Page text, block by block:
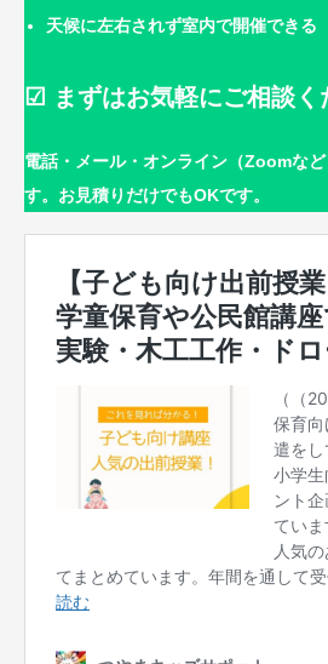
天候に左右されず室内で開催できる
☑ まずはお気軽にご相談く
電話・メール・オンライン（Zoomな
す。お見積りだけでもOKです。